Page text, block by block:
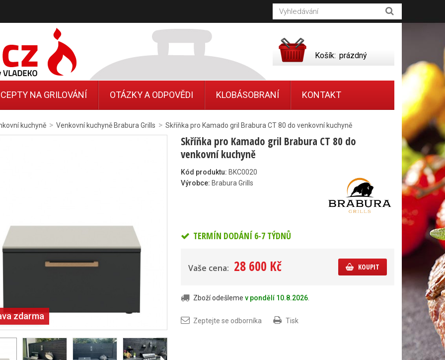
kuchyně > Venkovní kuchyně Brabura Grills > Skříňka pro Kamado gril Brabura CT 80 do venkovní kuchyně
zdarma
Skříňka pro Kamado gril Brabura CT 80 do
venkovní kuchyně
Kód produktu: BKC0020
Výrobce: Brabura Grills
TERMÍN DODÁNÍ 6-7 TÝDNŮ
Vaše cena: 28 600 Kč KOUPIT
Zboží odešleme v pondělí 10.8.2026
Zeptejte se odborníka Tisk
Košík: prázdný
NA GRILOVÁNÍ OTÁZKY A ODPOVĚDI KLOBÁSOBRANÍ KONTAKT